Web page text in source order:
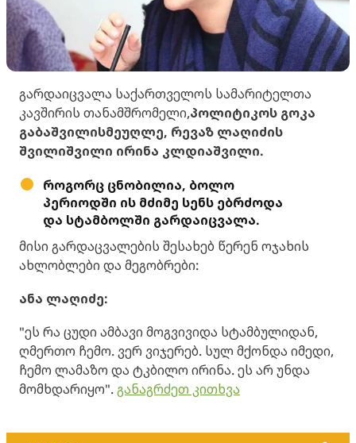
გარდაიცვალა საქართველოს სამარიტელთა
კავშირის თანამშრომელი,პოლიტიკოს გოკა
გაბაშვილისმეუღლე, რევაზ ლაღიძის
შვილიშვილი ირინა კლდიაშვილი.
როგორც ცნობილია, ბოლო
პერიოდში ის მძიმე სენს ებრძოდა
და სტამბოლში გარდაიცვალა.
მისი გარდაცვალების შესახებ წერენ ოჯახის
ახლობლები და მეგობრები:
ანა ლაღიძე:
"ეს რა ცუდი ამბავი მოგვივიდა სტამბულიდან,
ღმერთო ჩემო. ვერ ვიჯერებ. სულ მქონდა იმედი,
ჩემო ლამაზო და ტკბილო ირინა. ეს არ უნდა
მომხდარიყო".განაგრძეთ კითხვა